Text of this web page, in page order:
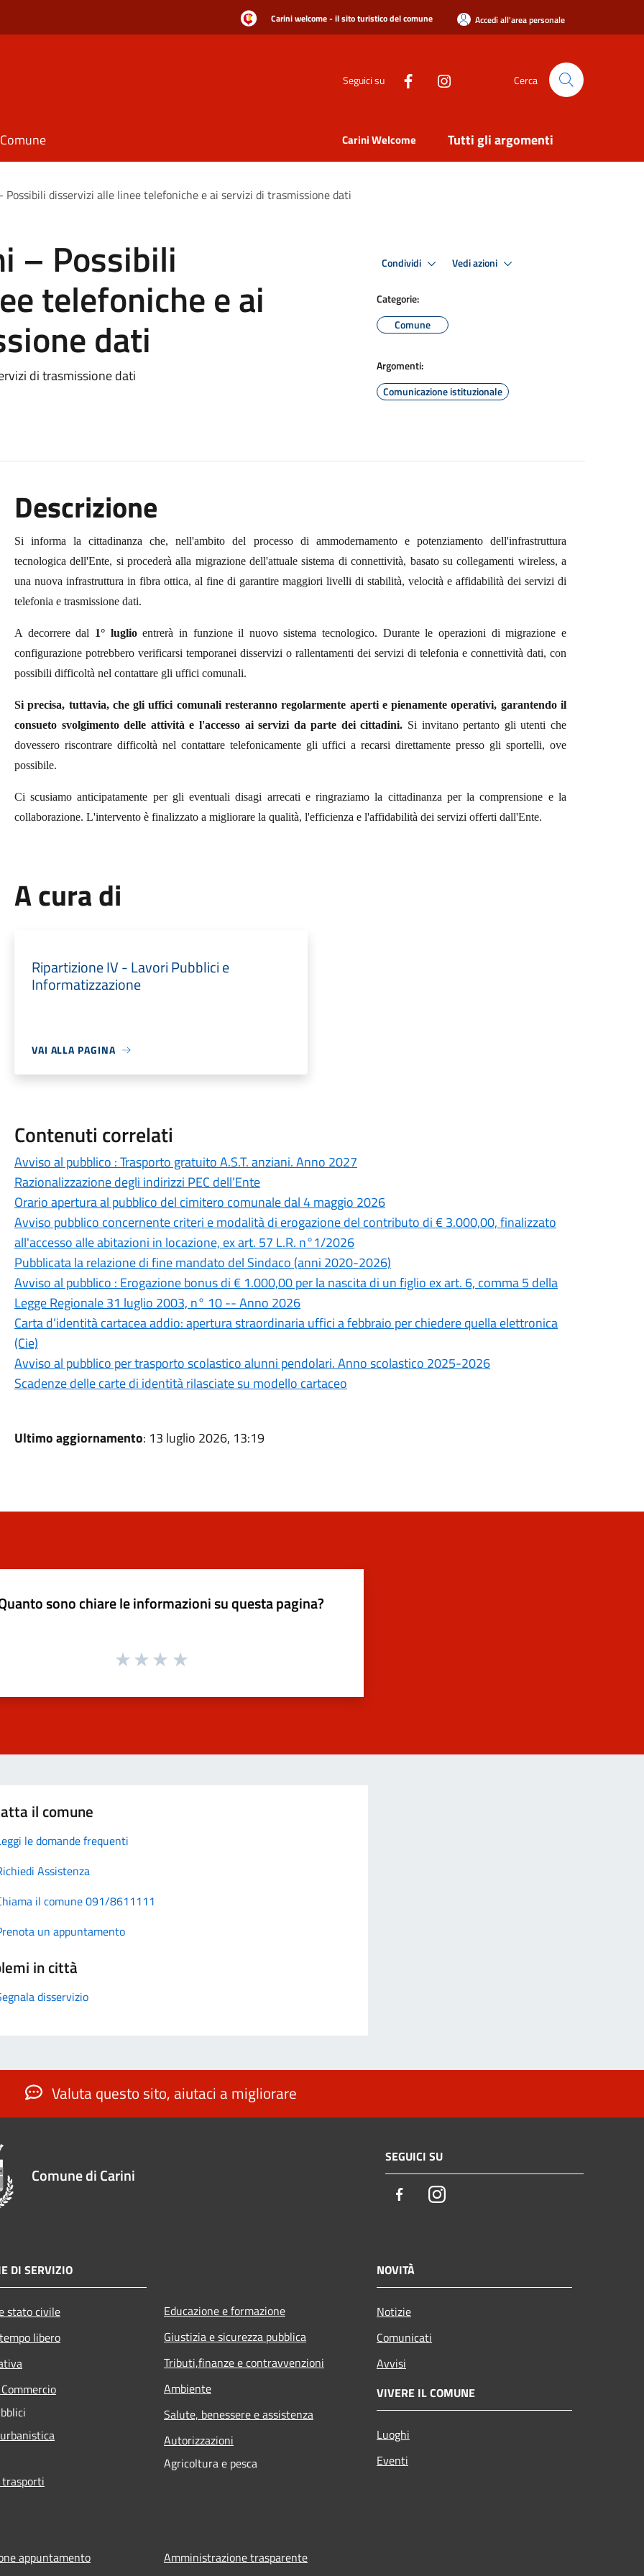
Carini welcome - il sito turistico del comune Accedi all'area personale
Seguici su Cerca
Carini Welcome Tutti gli argomenti
disservizi alle linee telefoniche e ai servizi di trasmissione dati
– Possibili
telefoniche e ai
dati
di trasmissione dati
Condividi Vedi azioni
Categorie:
Comune
Argomenti:
Comunicazione istituzionale
Descrizione
Si informa la cittadinanza che, nell'ambito del processo di ammodernamento e potenziamento dell'infrastruttura
tecnologica dell'Ente, si procederà alla migrazione dell'attuale sistema di connettività, basato su collegamenti wireless, a
una nuova infrastruttura in fibra ottica, al fine di garantire maggiori livelli di stabilità, velocità e affidabilità dei servizi di
telefonia e trasmissione dati.
A decorrere dal 1° luglioentrerà in funzione il nuovo sistema tecnologico. Durante le operazioni di migrazione e
configurazione potrebbero verificarsi temporanei disservizi o rallentamenti dei servizi di telefonia e connettività dati, con
possibili difficoltà nel contattare gli uffici comunali.
Si precisa, tuttavia, che gli uffici comunali resteranno regolarmente aperti e pienamente operativi, garantendo il
consueto svolgimento delle attività e l'accesso ai servizi da parte dei cittadini. Si invitano pertanto gli utenti che
dovessero riscontrare difficoltà nel contattare telefonicamente gli uffici a recarsi direttamente presso gli sportelli, ove
possibile.
Ci scusiamo anticipatamente per gli eventuali disagi arrecati e ringraziamo la cittadinanza per la comprensione e la
collaborazione. L'intervento è finalizzato a migliorare la qualità, l'efficienza e l'affidabilità dei servizi offerti dall'Ente.
A cura di
Ripartizione IV - Lavori Pubblici e
Informatizzazione
VAI ALLA PAGINA
Contenuti correlati
Avviso al pubblico : Trasporto gratuito A.S.T. anziani. Anno 2027
Razionalizzazione degli indirizzi PEC dell’Ente
Orario apertura al pubblico del cimitero comunale dal 4 maggio 2026
Avviso pubblico concernente criteri e modalità di erogazione del contributo di € 3.000,00, finalizzato
all'accesso alle abitazioni in locazione, ex art. 57 L.R. n°1/2026
Pubblicata la relazione di fine mandato del Sindaco (anni 2020-2026)
Avviso al pubblico : Erogazione bonus di € 1.000,00 per la nascita di un figlio ex art. 6, comma 5 della
Legge Regionale 31 luglio 2003, n° 10 -- Anno 2026
Carta d’identità cartacea addio: apertura straordinaria uffici a febbraio per chiedere quella elettronica
(Cie)
Avviso al pubblico per trasporto scolastico alunni pendolari. Anno scolastico 2025-2026
Scadenze delle carte di identità rilasciate su modello cartaceo
Ultimo aggiornamento: 13 luglio 2026, 13:19
sono chiare le informazioni su questa pagina?
il comune
le domande frequenti
Assistenza
il comune 091/8611111
un appuntamento
in città
disservizio
Valuta questo sito, aiutaci a migliorare
Comune di Carini
SEGUICI SU
FacebookInstagram
DI SERVIZIO
stato civile
libero
Educazione e formazione
Giustizia e sicurezza pubblica
Tributi,finanze e contravvenzioni
Ambiente
Salute, benessere e assistenza
Autorizzazioni
Agricoltura e pesca
NOVITÀ
Notizie
Comunicati
Avvisi
VIVERE IL COMUNE
Luoghi
Eventi
appuntamento
Amministrazione trasparente